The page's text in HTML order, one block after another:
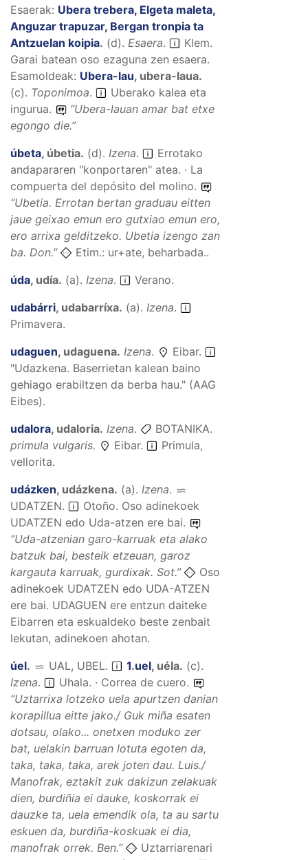
Esaerak: Ubera trebera, Elgeta maleta,
Anguzar trapuzar, Bergan tronpia ta
Antzuelan koipia. (d). Esaera.
Klem.
Garai batean oso ezaguna zen esaera.
Esamoldeak: Ubera-lau, ubera-laua.
(c). Toponimoa.
Uberako kalea eta
ingurua.
“Ubera-lauan amar bat etxe
egongo die.”
úbeta, úbetia. (d). Izena.
Errotako
andapararen "konportaren" atea. · La
compuerta del depósito del molino.
“Ubetia. Errotan bertan graduau eitten
jaue geixao emun ero gutxiao emun ero,
ero arrixa gelditzeko. Ubetia izengo zan
ba. Don.”
Etim.: ur+ate, beharbada..
úda, udía. (a). Izena.
Verano.
udabárri, udabarríxa. (a). Izena.
Primavera.
udaguen, udaguena. Izena.
Eibar.
"Udazkena. Baserrietan kalean baino
gehiago erabiltzen da berba hau." (AAG
Eibes).
udalora, udaloria. Izena.
BOTANIKA.
primula vulgaris.
Eibar.
Primula,
vellorita.
udázken, udázkena. (a). Izena.
UDATZEN.
Otoño. Oso adinekoek
UDATZEN edo Uda-atzen ere bai.
“Uda-atzenian garo-karruak eta alako
batzuk bai, besteik etzeuan, garoz
kargauta karruak, gurdixak. Sot.”
Oso
adinekoek UDATZEN edo UDA-ATZEN
ere bai. UDAGUEN ere entzun daiteke
Eibarren eta eskualdeko beste zenbait
lekutan, adinekoen ahotan.
úel. UAL, UBEL. 1.uel, uéla. (c).
Izena.
Uhala. · Correa de cuero.
“Uztarrixa lotzeko uela apurtzen danian
korapillua eitte jako./ Guk miña esaten
dotsau, olako... onetxen moduko zer
bat, uelakin barruan lotuta egoten da,
taka, taka, taka, arek joten dau. Luis./
Manofrak, eztakit zuk dakizun zelakuak
dien, burdiñia ei dauke, koskorrak ei
dauzke ta, uela emendik ola, ta au sartu
eskuen da, burdiña-koskuak ei dia,
manofrak orrek. Ben.”
Uztarriarenari